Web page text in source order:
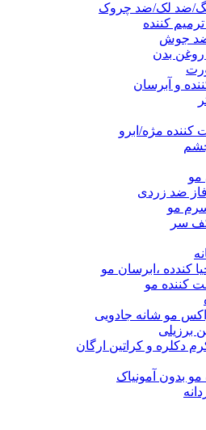
ضد لک/ضد چروک
کننده
جوش
بدن
و آبرسان
کننده مژه/ابرو
مو
ضد زردی
مو
سر
کندده ،ابرسان مو
کننده مو
مو شانه جادویی
برزیلی
دکلره و کراتین ارگان
بدون آمونیاک